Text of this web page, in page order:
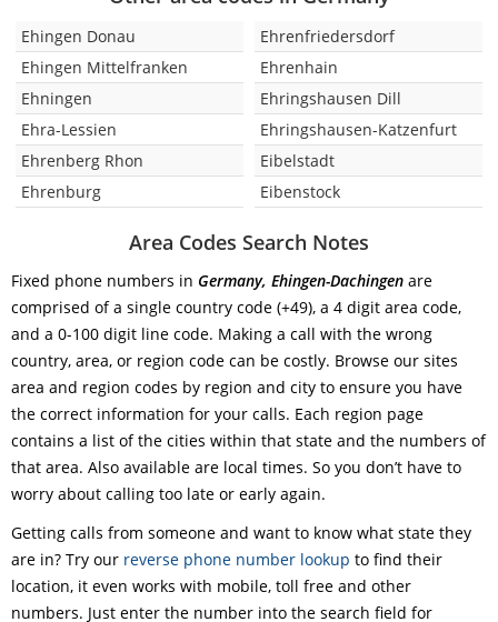
Ehingen Donau
Ehingen Mittelfranken
Ehningen
Ehra-Lessien
Ehrenberg Rhon
Ehrenburg
Ehrenfriedersdorf
Ehrenhain
Ehringshausen Dill
Ehringshausen-Katzenfurt
Eibelstadt
Eibenstock
Area Codes Search Notes
Fixed phone numbers in Germany, Ehingen-Dachingen are
comprised of a single country code (+49), a 4 digit area code,
and a 0-100 digit line code. Making a call with the wrong
country, area, or region code can be costly. Browse our sites
area and region codes by region and city to ensure you have
the correct information for your calls. Each region page
contains a list of the cities within that state and the numbers of
that area. Also available are local times. So you don’t have to
worry about calling too late or early again.
Getting calls from someone and want to know what state they
are in? Try our reverse phone number lookup to find their
location, it even works with mobile, toll free and other
numbers. Just enter the number into the search field for